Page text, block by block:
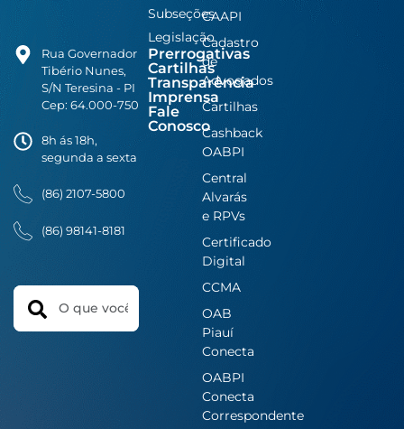
Rua Governador
Tibério Nunes,
S/N Teresina - PI
Cep: 64.000-750
8h ás 18h,
segunda a sexta
(86) 2107-5800
(86) 98141-8181
Search
Subseções
Legislação
Prerrogativas
Cartilhas
Transparência
Imprensa
Fale
Conosco
CAAPI
Cadastro
de
Advogados
Cartilhas
Cashback
OABPI
Central
Alvarás
e RPVs
Certificado
Digital
CCMA
OAB
Piauí
Conecta
OABPI
Conecta
Correspondente